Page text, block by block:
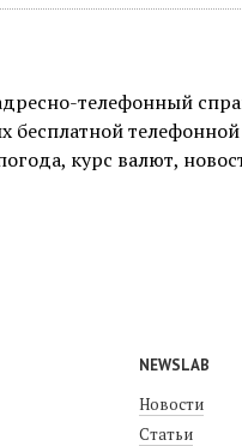
телефонный
бесплатной
курс валют,
NEWSLAB
Новости
Статьи